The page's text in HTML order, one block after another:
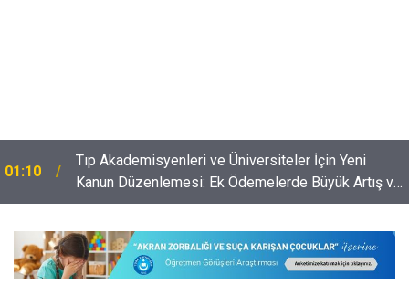
01:10
​Tıp Akademisyenleri ve Üniversiteler İçin Yeni
Kanun Düzenlemesi: Ek Ödemelerde Büyük Artış ve
Ar-Ge'ye Destek!